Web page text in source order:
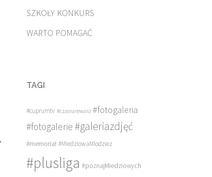
SZKOŁY KONKURS
WARTO POMAGAĆ
TAGI
#cuprumtv #czasnarewanż #fotogaleria
#fotogalerie #galeriazdjęć
#memoriał #MiedziowaMlodziez
#plusliga #poznajMiedziowych